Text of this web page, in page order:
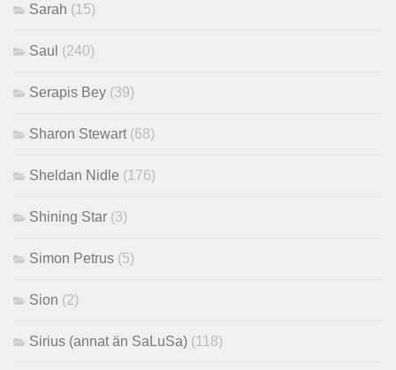
Sarah (15)
Saul (240)
Serapis Bey (39)
Sharon Stewart (68)
Sheldan Nidle (176)
Shining Star (3)
Simon Petrus (5)
Sion (2)
Sirius (annat än SaLuSa) (118)